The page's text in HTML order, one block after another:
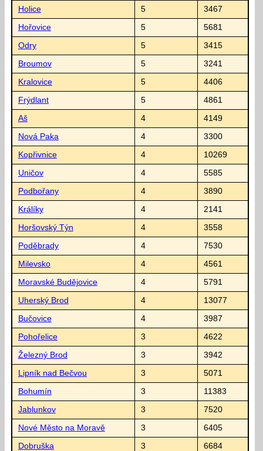
Holice 5 3467
Hořovice 5 5681
Odry 5 3415
Broumov 5 3241
Kralovice 5 4406
Frýdlant 5 4861
Aš 4 4149
Nová Paka 4 3300
Kopřivnice 4 10269
Uničov 4 5585
Podbořany 4 3890
Králíky 4 2141
Horšovský Týn 4 3558
Poděbrady 4 7530
Milevsko 4 4561
Moravské Budějovice 4 5791
Uherský Brod 4 13077
Bučovice 4 3987
Pohořelice 3 4622
Železný Brod 3 3942
Lipník nad Bečvou 3 5071
Bohumín 3 11383
Jablunkov 3 7520
Nové Město na Moravě 3 6405
Dobruška 3 6684